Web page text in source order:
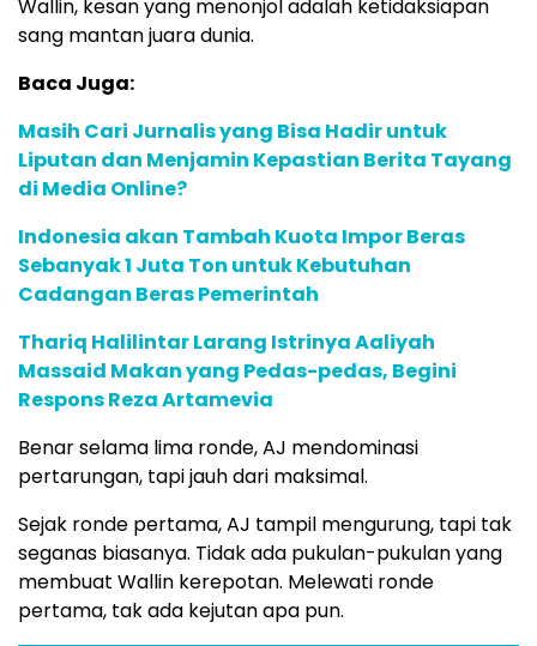
Wallin, kesan yang menonjol adalah ketidaksiapan
sang mantan juara dunia.
Baca Juga:
Masih Cari Jurnalis yang Bisa Hadir untuk
Liputan dan Menjamin Kepastian Berita Tayang
di Media Online?
Indonesia akan Tambah Kuota Impor Beras
Sebanyak 1 Juta Ton untuk Kebutuhan
Cadangan Beras Pemerintah
Thariq Halilintar Larang Istrinya Aaliyah
Massaid Makan yang Pedas-pedas, Begini
Respons Reza Artamevia
Benar selama lima ronde, AJ mendominasi
pertarungan, tapi jauh dari maksimal.
Sejak ronde pertama, AJ tampil mengurung, tapi tak
seganas biasanya. Tidak ada pukulan-pukulan yang
membuat Wallin kerepotan. Melewati ronde
pertama, tak ada kejutan apa pun.